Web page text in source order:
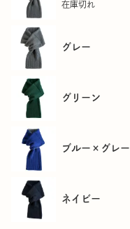
在庫切れ
グレー
グリーン
ブルー×グレー
ネイビー